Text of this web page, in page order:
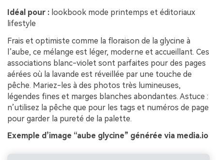
Idéal pour : lookbook mode printemps et éditoriaux
lifestyle
Frais et optimiste comme la floraison de la glycine à
l’aube, ce mélange est léger, moderne et accueillant. Ces
associations blanc-violet sont parfaites pour des pages
aérées où la lavande est réveillée par une touche de
pêche. Mariez-les à des photos très lumineuses,
légendes fines et marges blanches abondantes. Astuce :
n’utilisez la pêche que pour les tags et numéros de page
pour garder la pureté de la palette.
Exemple d’image “aube glycine” générée via media.io